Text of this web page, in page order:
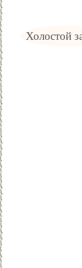
Холостой